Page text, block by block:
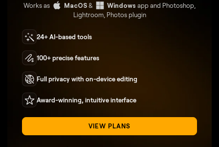
Works as MacOS& Windows app and Photoshop,
Lightroom, Photos plugin
24+ AI-based tools
100+ precise features
Full privacy with on-device editing
Award-winning, intuitive interface
VIEW PLANS